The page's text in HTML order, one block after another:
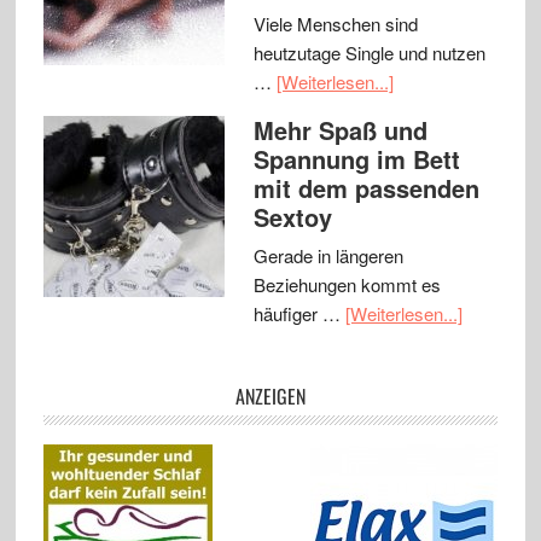
Viele Menschen sind
heutzutage Single und nutzen
… [Weiterlesen...]
Mehr Spaß und
Spannung im Bett
mit dem passenden
Sextoy
Gerade in längeren
Beziehungen kommt es
häufiger … [Weiterlesen...]
ANZEIGEN